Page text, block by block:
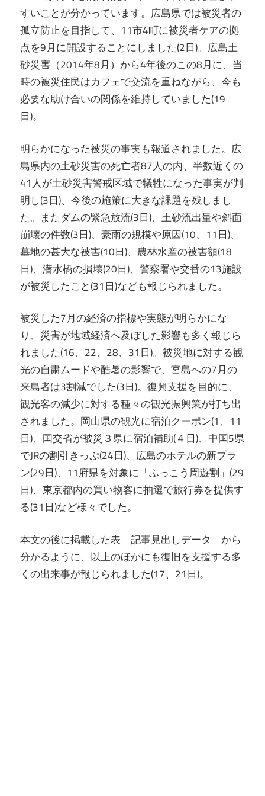
すいことが分かっています。広島県では被災者の
孤立防止を目指して、11市4町に被災者ケアの拠
点を9月に開設することにしました(2日)。広島土
砂災害（2014年8月）から4年後のこの8月に、当
時の被災住民はカフェで交流を重ねながら、今も
必要な助け合いの関係を維持していました(19
日)。
明らかになった被災の事実も報道されました。広
島県内の土砂災害の死亡者87人の内、半数近くの
41人が土砂災害警戒区域で犠牲になった事実が判
明し(3日)、今後の施策に大きな課題を残しまし
た。またダムの緊急放流(3日)、土砂流出量や斜面
崩壊の件数(3日)、豪雨の規模や原因(10、11日)、
墓地の甚大な被害(10日)、農林水産の被害額(18
日)、潜水橋の損壊(20日)、警察署や交番の13施設
が被災したこと(31日)なども報じられました。
被災した7月の経済の指標や実態が明らかにな
り、災害が地域経済へ及ぼした影響も多く報じら
れました(16、22、28、31日)。被災地に対する観
光の自粛ムードや酷暑の影響で、宮島への7月の
来島者は3割減でした(3日)。復興支援を目的に、
観光客の減少に対する種々の観光振興策が打ち出
されました。岡山県の観光に宿泊クーポン(1、11
日)、国交省が被災３県に宿泊補助(４日)、中国5県
でJRの割引きっぷ(24日)、広島のホテルの新プラ
ン(29日)、11府県を対象に「ふっこう周遊割」(29
日)、東京都内の買い物客に抽選で旅行券を提供す
る(31日)など様々でした。
本文の後に掲載した表「記事見出しデータ」から
分かるように、以上のほかにも復旧を支援する多
くの出来事が報じられました(17、21日)。